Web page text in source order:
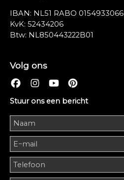
IBAN: NL51 RABO 0154933066
KvK: 52434206
Btw: NL850443222B01
Volg ons
Stuur ons een bericht